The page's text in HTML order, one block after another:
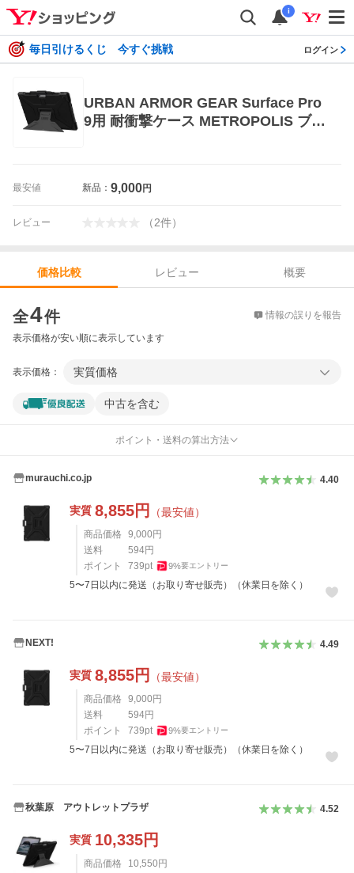
i
毎日引けるくじ 今すぐ挑戦 ログイン
URBAN ARMOR GEAR Surface Pro
9用 耐衝撃ケース METROPOLIS ブラ
最安値 新品： 9,000円
レビュー （2件）
価格比較 レビュー
概要
全4件 情報の誤りを報告
表示価格が安い順に表示しています
表示価格： 実質価格
中古を含む
ポイント・送料の算出方法
murauchi.co.jp 4.40
実質 8,855円 （最安値）
商品価格 9,000 円
送料
594円
ポイント
739pt 9%要エントリー
5〜7日以内に発送（お取り寄せ販売）（休業日を除く）
NEXT! 4.49
実質 8,855円 （最安値）
商品価格 9,000 円
送料
594円
ポイント
739pt 9%要エントリー
5〜7日以内に発送（お取り寄せ販売）（休業日を除く）
秋葉原 アウトレットプラザ 4.52
実質 10,335円
商品価格 10,550 円